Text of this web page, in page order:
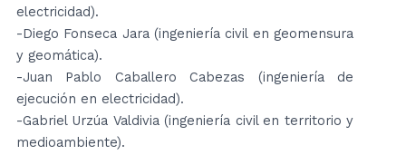
electricidad).
-Diego Fonseca Jara (ingeniería civil en geomensura
y geomática).
-Juan Pablo Caballero Cabezas (ingeniería de
ejecución en electricidad).
-Gabriel Urzúa Valdivia (ingeniería civil en territorio y
medioambiente).